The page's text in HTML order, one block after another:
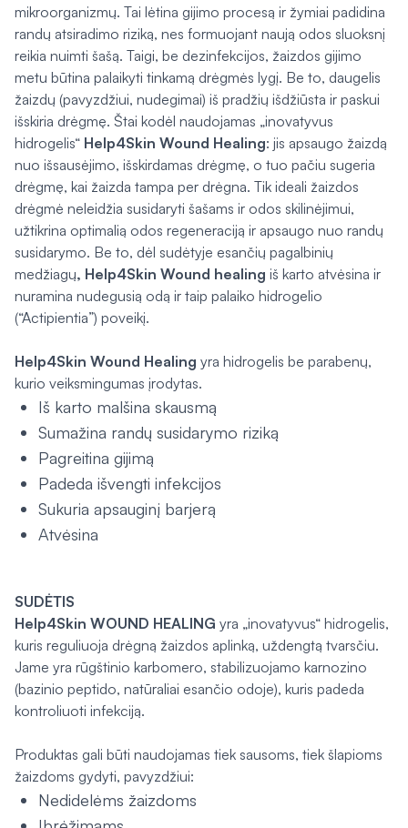
mikroorganizmų. Tai lėtina gijimo procesą ir žymiai padidina
randų atsiradimo riziką, nes formuojant naują odos sluoksnį
reikia nuimti šašą. Taigi, be dezinfekcijos, žaizdos gijimo
metu būtina palaikyti tinkamą drėgmės lygį. Be to, daugelis
žaizdų (pavyzdžiui, nudegimai) iš pradžių išdžiūsta ir paskui
išskiria drėgmę. Štai kodėl naudojamas „inovatyvus
hidrogelis“ Help4Skin Wound Healing: jis apsaugo žaizdą
nuo išsausėjimo, išskirdamas drėgmę, o tuo pačiu sugeria
drėgmę, kai žaizda tampa per drėgna. Tik ideali žaizdos
drėgmė neleidžia susidaryti šašams ir odos skilinėjimui,
užtikrina optimalią odos regeneraciją ir apsaugo nuo randų
susidarymo. Be to, dėl sudėtyje esančių pagalbinių
medžiagų, Help4Skin Wound healing iš karto atvėsina ir
nuramina nudegusią odą ir taip palaiko hidrogelio
(“Actipientia”) poveikį.
Help4Skin Wound Healing yra hidrogelis be parabenų,
kurio veiksmingumas įrodytas.
Iš karto malšina skausmą
Sumažina randų susidarymo riziką
Pagreitina gijimą
Padeda išvengti infekcijos
Sukuria apsauginį barjerą
Atvėsina
SUDĖTIS
Help4Skin WOUND HEALING yra „inovatyvus“ hidrogelis,
kuris reguliuoja drėgną žaizdos aplinką, uždengtą tvarsčiu.
Jame yra rūgštinio karbomero, stabilizuojamo karnozino
(bazinio peptido, natūraliai esančio odoje), kuris padeda
kontroliuoti infekciją.
Produktas gali būti naudojamas tiek sausoms, tiek šlapioms
žaizdoms gydyti, pavyzdžiui:
Nedidelėms žaizdoms